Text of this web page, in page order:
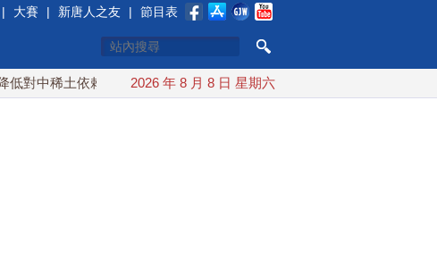
| 大賽 | 新唐人之友 | 節目表
對中稀土依賴 川普宣布礦業投資20億美元
2026 年 8 月 8 日 星期六